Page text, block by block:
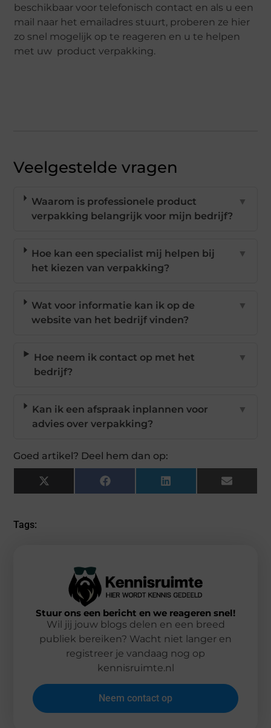
beschikbaar voor telefonisch contact en als u een
mail naar het emailadres stuurt, proberen ze hier
zo snel mogelijk op te reageren en u te helpen
met uw product verpakking.
Veelgestelde vragen
Waarom is professionele product
verpakking belangrijk voor mijn bedrijf?
▼
Hoe kan een specialist mij helpen bij
het kiezen van verpakking?
▼
Wat voor informatie kan ik op de
website van het bedrijf vinden?
▼
Hoe neem ik contact op met het
bedrijf?
▼
Kan ik een afspraak inplannen voor
advies over verpakking?
▼
Goed artikel? Deel hem dan op:
X
(Twitter)
Facebook LinkedIn Email
Tags:
Stuur ons een bericht en we reageren snel!
Wil jij jouw blogs delen en een breed
publiek bereiken? Wacht niet langer en
registreer je vandaag nog op
kennisruimte.nl
Neem contact op